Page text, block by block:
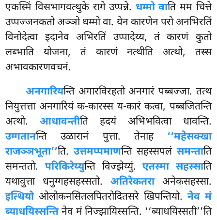
एकस्मिं विसभागवत्थुके रागे उप्पन्ने. धम्मो वाति मम चित्ते
उप्पज्जनकतो अञ्ञो धम्मो वा. येन कारणेन परो अनभिरतिं
विनोदेत्वा इदानेव अभिरतिं उप्पादेय्य, तं कारणं कुतो
लब्भाति योजना, तं कारणं नत्थीति अत्थो, तस्स
अभावकारणवचनं.
अनगारियन्ति अगारविरहतो अनगारं पब्बज्जा. तत्थ
नियुत्तत्ता अनगारियं क-कारस्स य-कारं कत्वा, पब्बजितन्ति
अत्थो.आधावन्तीति हदयं अभिभवित्वा धावन्ति.
उग्गतानन्ति उळारानं पुत्ता. तेनाह ‘‘महेसक्खा
राजञ्ञभूता’’ति. उत्तमप्पमाणन्ति सहस्सपलं समन्ताति
समन्ततो. परिकिरेय्युन्ति विज्झेय्युं.एतस्मा सहस्साति
यथावुत्ता धनुग्गहसहस्सतो. अतिरेकतराअनेकसहस्सा.
इत्थियोओलोकनसितलपितरोदितसरे खिपन्तियो. नेव मं
ब्याधयिस्सन्तिनेव मं निज्झायिस्सन्ति. ‘‘ब्याधयिस्सती’’ति